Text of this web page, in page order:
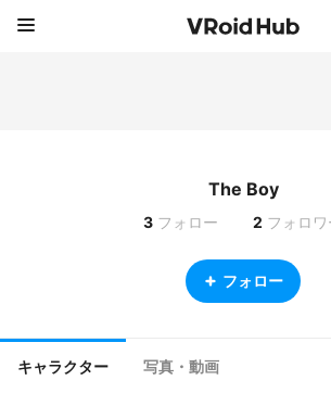
The Boy
3 フォロー 2 フォロワ
フォロー
キャラクター 写真・動画